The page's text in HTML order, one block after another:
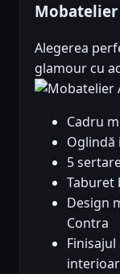
Mobatelier
Alegerea
glamour cu
Cadru
Oglindă
5
Taburet
Design
Contra